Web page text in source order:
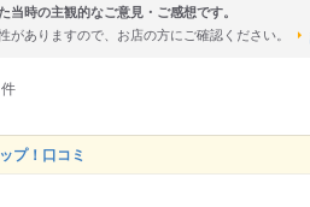
当時の主観的なご意見・ご感想です。
がありますので、お店の方にご確認ください。
件
プ！口コミ